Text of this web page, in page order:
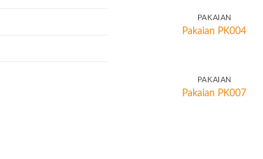
PAKAIAN
Pakaian PK004
PAKAIAN
Pakaian PK007